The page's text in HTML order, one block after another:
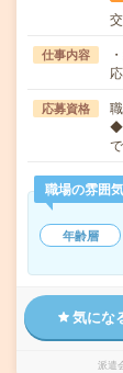
仕事内容
応募資格
◆
職場の雰囲気
年齢層
気にな
派遣